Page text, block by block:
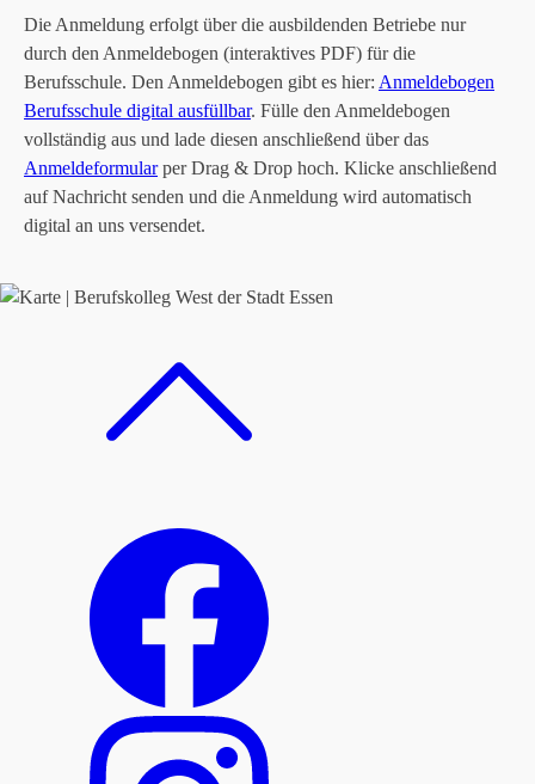
Die Anmeldung erfolgt über die ausbildenden Betriebe nur
durch den Anmeldebogen (interaktives PDF) für die
Berufsschule. Den Anmeldebogen gibt es hier: Anmeldebogen
Berufsschule digital ausfüllbar. Fülle den Anmeldebogen
vollständig aus und lade diesen anschließend über das
Anmeldeformularper Drag & Drop hoch. Klicke anschließend
auf Nachricht senden und die Anmeldung wird automatisch
digital an uns versendet.